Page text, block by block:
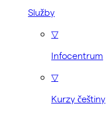
Služby
▽
Infocentrum
▽
Kurzy češtiny